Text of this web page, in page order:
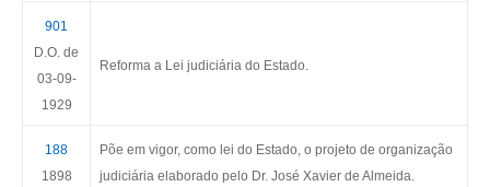
901
D.O. de
03-09-
1929
Reforma a Lei judiciária do Estado.
188
1898
Põe em vigor, como lei do Estado, o projeto de organização
judiciária elaborado pelo Dr. José Xavier de Almeida.